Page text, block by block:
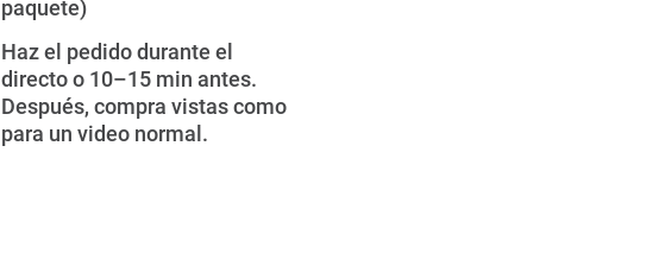
paquete)
Haz el pedido durante el
directo o 10–15 min antes.
Después, compra vistas como
para un video normal.